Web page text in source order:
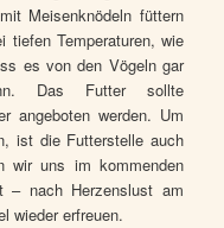
Meisenknödeln füttern
Temperaturen, wie
es von den Vögeln gar
Das Futter sollte
angeboten werden. Um
ist die Futterstelle auch
wir uns im kommenden
– nach Herzenslust am
wiedererfreuen.